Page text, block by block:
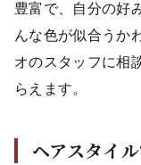
豊富で、自分の好
んな色が似合うか
オのスタッフに相
らえます。
ヘアスタイ